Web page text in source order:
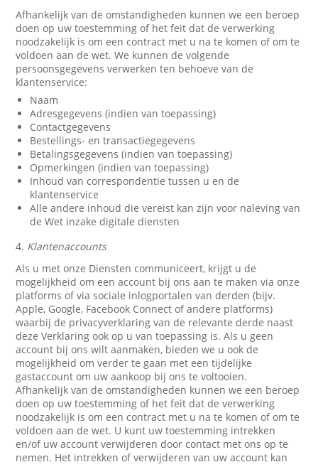
Afhankelijk van de omstandigheden kunnen we een beroep
doen op uw toestemming of het feit dat de verwerking
noodzakelijk is om een contract met u na te komen of om te
voldoen aan de wet. We kunnen de volgende
persoonsgegevens verwerken ten behoeve van de
klantenservice:
Naam
Adresgegevens (indien van toepassing)
Contactgegevens
Bestellings- en transactiegegevens
Betalingsgegevens (indien van toepassing)
Opmerkingen (indien van toepassing)
Inhoud van correspondentie tussen u en de
klantenservice
Alle andere inhoud die vereist kan zijn voor naleving van
de Wet inzake digitale diensten
4. Klantenaccounts
Als u met onze Diensten communiceert, krijgt u de
mogelijkheid om een account bij ons aan te maken via onze
platforms of via sociale inlogportalen van derden (bijv.
Apple, Google, Facebook Connect of andere platforms)
waarbij de privacyverklaring van de relevante derde naast
deze Verklaring ook op u van toepassing is. Als u geen
account bij ons wilt aanmaken, bieden we u ook de
mogelijkheid om verder te gaan met een tijdelijke
gastaccount om uw aankoop bij ons te voltooien.
Afhankelijk van de omstandigheden kunnen we een beroep
doen op uw toestemming of het feit dat de verwerking
noodzakelijk is om een contract met u na te komen of om te
voldoen aan de wet. U kunt uw toestemming intrekken
en/of uw account verwijderen door contact met ons op te
nemen. Het intrekken of verwijderen van uw account kan